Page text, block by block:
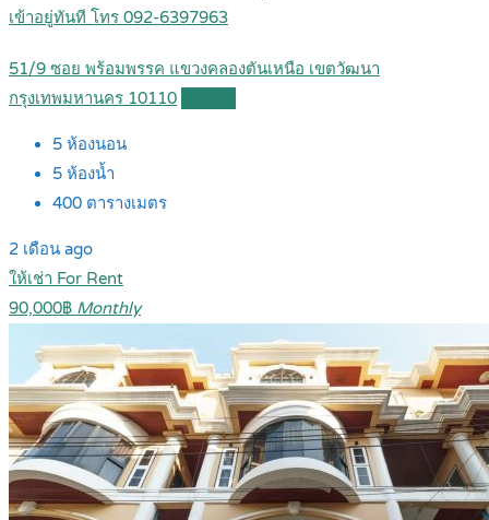
เข้าอยู่ทันที โทร 092-6397963
51/9 ซอย พร้อมพรรค แขวงคลองตันเหนือ เขตวัฒนา
กรุงเทพมหานคร 10110
5 ห้องนอน
5 ห้องน้ำ
400 ตารางเมตร
2 เดือน ago
ให้เช่า For Rent
90,000฿ Monthly